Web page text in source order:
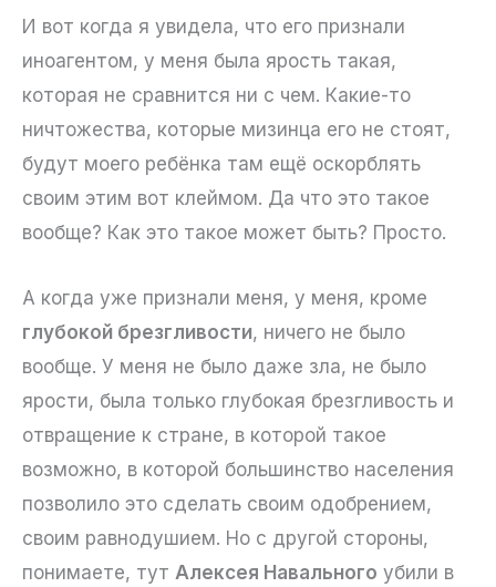
И вот когда я увидела, что его признали
иноагентом, у меня была ярость такая,
которая не сравнится ни с чем. Какие-то
ничтожества, которые мизинца его не стоят,
будут моего ребёнка там ещё оскорблять
своим этим вот клеймом. Да что это такое
вообще? Как это такое может быть? Просто.
А когда уже признали меня, у меня, кроме
глубокой брезгливости, ничего не было
вообще. У меня не было даже зла, не было
ярости, была только глубокая брезгливость и
отвращение к стране, в которой такое
возможно, в которой большинство населения
позволило это сделать своим одобрением,
своим равнодушием. Но с другой стороны,
понимаете, тут Алексея Навального убили в